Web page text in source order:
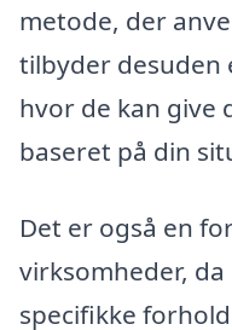
metode, der
tilbyder desuden
hvor de kan give
baseret på din
Det er også en
virksomheder,
specifikke